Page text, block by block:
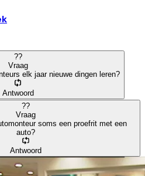
??
Vraag
elk jaar nieuwe dingen leren?
Antwoord
??
Vraag
soms een proefrit met een
auto?
Antwoord